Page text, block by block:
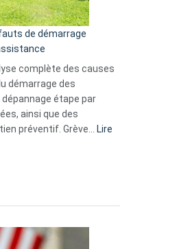
de démarrage
complète des causes
démarrage des
étape par
ainsi que des
préventif. Grève…
Lire